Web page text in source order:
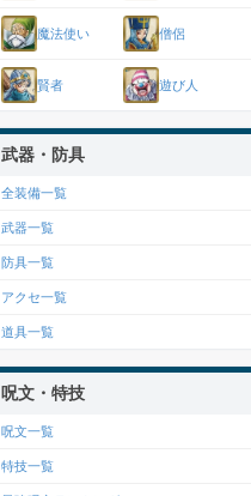
魔法使い 僧侶
賢者 遊び人
武器・防具
全装備一覧
武器一覧
防具一覧
アクセ一覧
道具一覧
呪文・特技
呪文一覧
特技一覧